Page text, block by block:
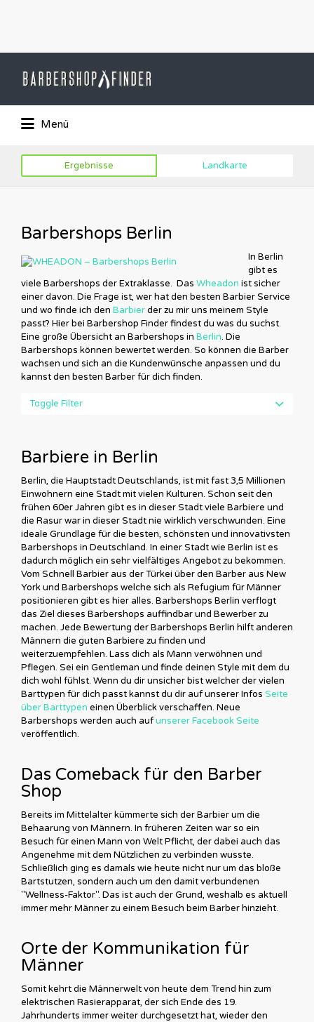
Das Barber-Shop Verzechnis
Suchen
nach:
Menü
Ergebnisse Landkarte
Barbershops Berlin
In Berlin
gibt es
viele Barbershops der Extraklasse. Das Wheadon ist sicher
einer davon. Die Frage ist, wer hat den besten Barbier Service
und wo finde ich den Barbierder zu mir uns meinem Style
passt? Hier bei Barbershop Finder findest du was du suchst.
Eine große Übersicht an Barbershops in Berlin. Die
Barbershops können bewertet werden. So können die Barber
wachsen und sich an die Kundenwünsche anpassen und du
kannst den besten Barber für dich finden.
Toggle Filter
Barbiere in Berlin
Berlin, die Hauptstadt Deutschlands, ist mit fast 3,5 Millionen
Einwohnern eine Stadt mit vielen Kulturen. Schon seit den
frühen 60er Jahren gibt es in dieser Stadt viele Barbiere und
die Rasur war in dieser Stadt nie wirklich verschwunden. Eine
ideale Grundlage für die besten, schönsten und innovativsten
Barbershops in Deutschland. In einer Stadt wie Berlin ist es
dadurch möglich ein sehr vielfältiges Angebot zu bekommen.
Vom Schnell Barbier aus der Türkei über den Barber aus New
York und Barbershops welche sich als Refugium für Männer
positionieren gibt es hier alles. Barbershops Berlin verflogt
das Ziel dieses Barbershops auffindbar und Bewerber zu
machen. Jede Bewertung der Barbershops Berlin hilft anderen
Männern die guten Barbiere zu finden und
weiterzuempfehlen. Lass dich als Mann verwöhnen und
Pflegen. Sei ein Gentleman und finde deinen Style mit dem du
dich wohl fühlst. Wenn du dir unsicher bist welcher der vielen
Barttypen für dich passt kannst du dir auf unserer Infos Seite
über Barttypen einen Überblick verschaffen. Neue
Barbershops werden auch aufunserer Facebook Seite
veröffentlich.
Das Comeback für den Barber
Shop
Bereits im Mittelalter kümmerte sich der Barbier um die
Behaarung von Männern. In früheren Zeiten war so ein
Besuch für einen Mann von Welt Pflicht, der dabei auch das
Angenehme mit dem Nützlichen zu verbinden wusste.
Schließlich ging es damals wie heute nicht nur um das bloße
Bartstutzen, sondern auch um den damit verbundenen
"Wellness-Faktor". Das ist auch der Grund, weshalb es aktuell
immer mehr Männer zu einem Besuch beim Barber hinzieht.
Orte der Kommunikation für
Männer
Somit kehrt die Männerwelt von heute dem Trend hin zum
elektrischen Rasierapparat, der sich Ende des 19.
Jahrhunderts immer weiter durchgesetzt hat, wieder den